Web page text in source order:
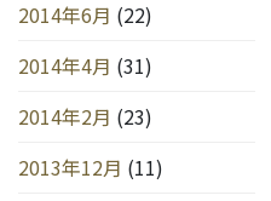
2014年6月 (22)
2014年4月 (31)
2014年2月 (23)
2013年12月 (11)